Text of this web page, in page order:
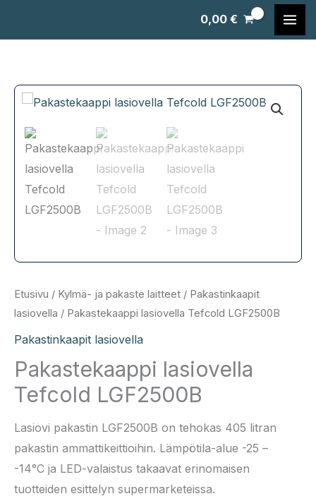
0,00€
Etusivu / Kylmä- ja pakaste laitteet / Pakastinkaapit
lasiovella / Pakastekaappi lasiovella Tefcold LGF2500B
Pakastinkaapit lasiovella
Pakastekaappi lasiovella
Tefcold LGF2500B
Lasiovi pakastin LGF2500B on tehokas 405 litran
pakastin ammattikeittioihin. Lämpötila-alue -25 –
-14°C ja LED-valaistus takaavat erinomaisen
tuotteiden esittelyn supermarketeissa.